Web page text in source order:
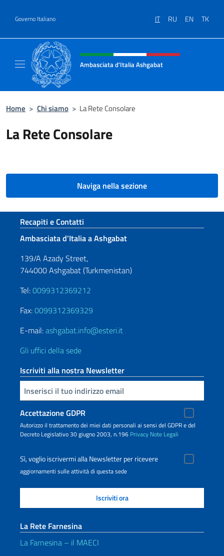
Governo Italiano IT RU EN TK
Intestazione sito, social e menù
Ambasciata d'Italia Ashgabat
Home > Chi siamo > La Rete Consolare
La Rete Consolare
Naviga nella sezione
Sezione footer
Recapiti e Contatti
Ambasciata d’Italia a Ashgabat
139/A Azady Street,
744000 Ashgabat (Turkmenistan)
Tel:0099312369212
Fax:0099312369329
E-mail:ashgabat.info@esteri.it
Gli uffici della sede
Iscriviti alla nostra Newsletter
Inserisci la tua email
Accettazione GDPR
Autorizzo il trattamento dei miei dati personali ai sensi del GDPR e del
Decreto Legislativo 30 giugno 2003, n.196 Privacy Note Legali
Sì, voglio iscrivermi alla Newsletter per ricevere
aggiornamenti sulle attività di questa sede
La Rete Farnesina
La Farnesina – il MAECI